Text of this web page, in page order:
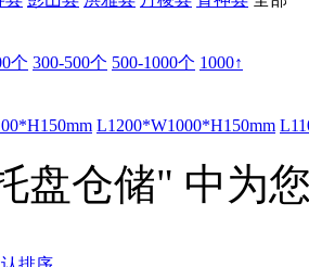
个 300-500个 500-1000个 1000↑
L1200*W1000*H150mm
盘仓储" 中为